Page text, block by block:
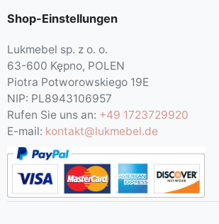
Shop-Einstellungen
Lukmebel sp. z o. o.
63-600 Kępno, POLEN
Piotra Potworowskiego 19E
NIP: PL8943106957
Rufen Sie uns an: +49 1723729920
E-mail: kontakt@lukmebel.de